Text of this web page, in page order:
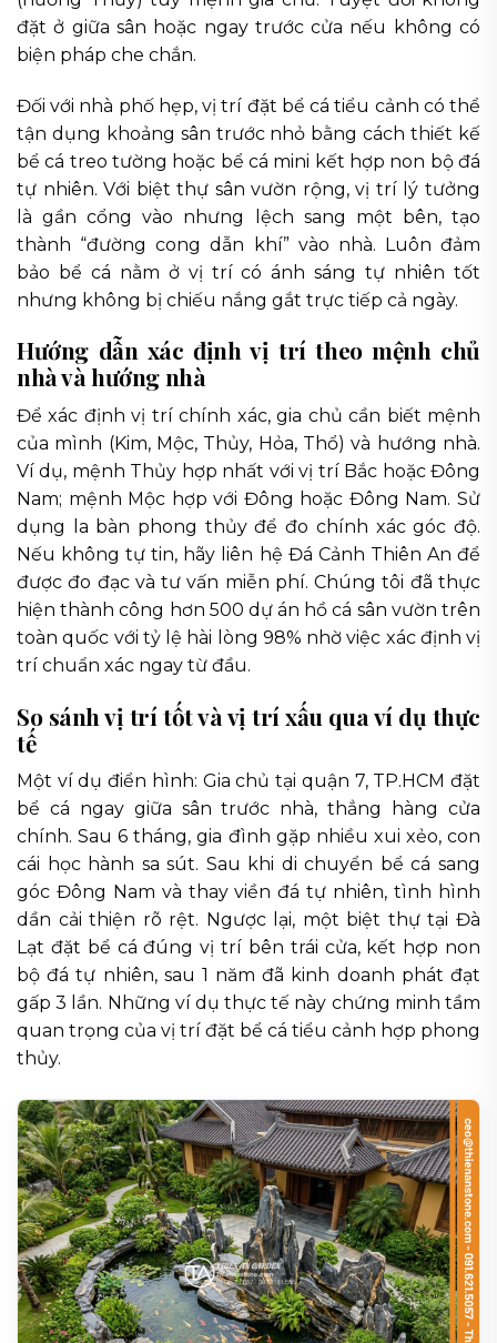
đặt ở giữa sân hoặc ngay trước cửa nếu không có
biện pháp che chắn.
Đối với nhà phố hẹp, vị trí đặt bể cá tiểu cảnh có thể
tận dụng khoảng sân trước nhỏ bằng cách thiết kế
bể cá treo tường hoặc bể cá mini kết hợp non bộ đá
tự nhiên. Với biệt thự sân vườn rộng, vị trí lý tưởng
là gần cổng vào nhưng lệch sang một bên, tạo
thành “đường cong dẫn khí” vào nhà. Luôn đảm
bảo bể cá nằm ở vị trí có ánh sáng tự nhiên tốt
nhưng không bị chiếu nắng gắt trực tiếp cả ngày.
Hướng dẫn xác định vị trí theo mệnh chủ
nhà và hướng nhà
Để xác định vị trí chính xác, gia chủ cần biết mệnh
của mình (Kim, Mộc, Thủy, Hỏa, Thổ) và hướng nhà.
Ví dụ, mệnh Thủy hợp nhất với vị trí Bắc hoặc Đông
Nam; mệnh Mộc hợp với Đông hoặc Đông Nam. Sử
dụng la bàn phong thủy để đo chính xác góc độ.
Nếu không tự tin, hãy liên hệ Đá Cảnh Thiên An để
được đo đạc và tư vấn miễn phí. Chúng tôi đã thực
hiện thành công hơn 500 dự án hồ cá sân vườn trên
toàn quốc với tỷ lệ hài lòng 98% nhờ việc xác định vị
trí chuẩn xác ngay từ đầu.
So sánh vị trí tốt và vị trí xấu qua ví dụ thực
tế
Một ví dụ điển hình: Gia chủ tại quận 7, TP.HCM đặt
bể cá ngay giữa sân trước nhà, thẳng hàng cửa
chính. Sau 6 tháng, gia đình gặp nhiều xui xẻo, con
cái học hành sa sút. Sau khi di chuyển bể cá sang
góc Đông Nam và thay viền đá tự nhiên, tình hình
dần cải thiện rõ rệt. Ngược lại, một biệt thự tại Đà
Lạt đặt bể cá đúng vị trí bên trái cửa, kết hợp non
bộ đá tự nhiên, sau 1 năm đã kinh doanh phát đạt
gấp 3 lần. Những ví dụ thực tế này chứng minh tầm
quan trọng của vị trí đặt bể cá tiểu cảnh hợp phong
thủy.